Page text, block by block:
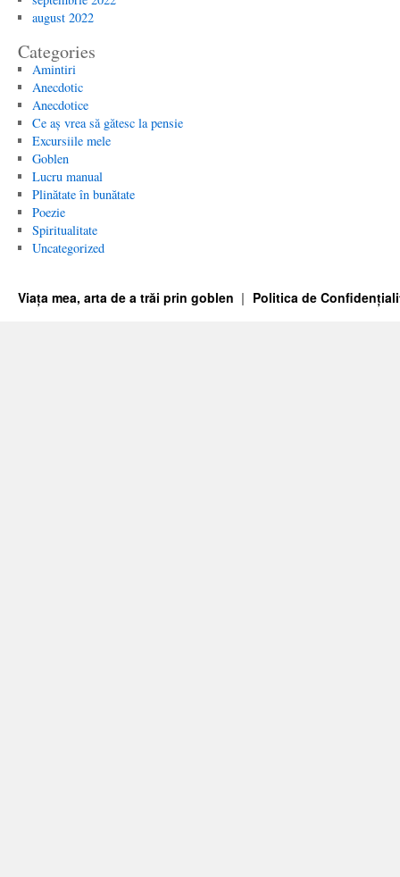
august 2022
Categories
Amintiri
Anecdotic
Anecdotice
Ce aș vrea să gătesc la pensie
Excursiile mele
Goblen
Lucru manual
Plinătate în bunătate
Poezie
Spiritualitate
Uncategorized
Viața mea, arta de a trăi prin goblen Politica de